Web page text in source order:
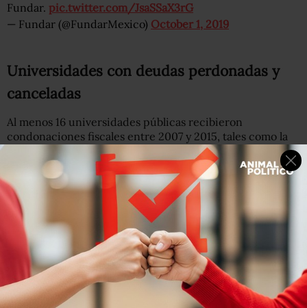
Fundar. pic.twitter.com/JsaSSaX3rG
— Fundar (@FundarMexico) October 1, 2019
Universidades con deudas perdonadas y
canceladas
Al menos 16 universidades públicas recibieron
condonaciones fiscales entre 2007 y 2015, tales como la
Universidad Veracruzana, de Guadalajara, Tamaulipas y
Aguascalientes.
La más beneficiada fue Universidad Autónoma del Estado
de México (
también involucrada en el esquema de desvío
de recursos conocido como La Estafa Maestra
millones 571 mil 132 pesos solo en 2011; le sigue la
Autónoma veracruzana con perdones fiscales por 426
millones 586 mil 344 pesos en 2011, 2013 y 2014; la
Autónoma de Zacatecas Francisco García Salinas, con
394 millones 636 mil 791 millones ,entre 2011 y 2015.